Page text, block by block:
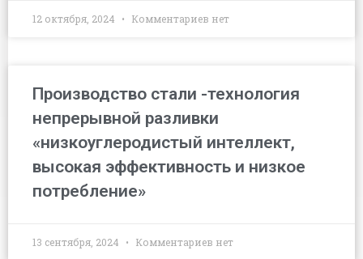
12 октября, 2024 Комментариев нет
Производство стали -технология
непрерывной разливки
«низкоуглеродистый интеллект,
высокая эффективность и низкое
потребление»
13 сентября, 2024 Комментариев нет